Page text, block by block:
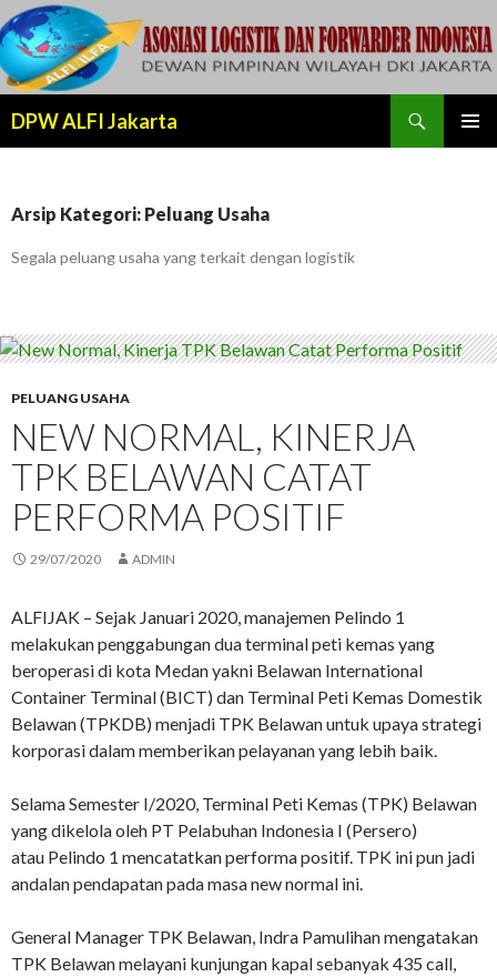
DPW ALFI Jakarta
Arsip Kategori: Peluang Usaha
Segala peluang usaha yang terkait dengan logistik
PELUANG USAHA
NEW NORMAL, KINERJA
TPK BELAWAN CATAT
PERFORMA POSITIF
29/07/2020 ADMIN
ALFIJAK – Sejak Januari 2020, manajemen Pelindo 1
melakukan penggabungan dua terminal peti kemas yang
beroperasi di kota Medan yakni Belawan International
Container Terminal (BICT) dan Terminal Peti Kemas Domestik
Belawan (TPKDB) menjadi TPK Belawan untuk upaya strategi
korporasi dalam memberikan pelayanan yang lebih baik.
Selama Semester I/2020, Terminal Peti Kemas (TPK) Belawan
yang dikelola oleh PT Pelabuhan Indonesia I (Persero)
atau Pelindo 1 mencatatkan performa positif. TPK ini pun jadi
andalan pendapatan pada masa new normal ini.
General Manager TPK Belawan, Indra Pamulihan mengatakan
TPK Belawan melayani kunjungan kapal sebanyak 435 call,